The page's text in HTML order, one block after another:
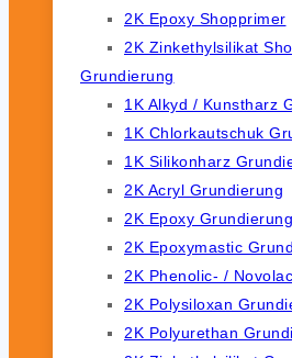
2K Epoxy Shopprimer
2K Zinkethylsilikat
Grundierung
1K Alkyd / Kunstharz
1K Chlorkautschuk
1K Silikonharz
2K Acryl Grundierung
2K Epoxy Grundierung
2K Epoxymastic
2K Phenolic- /
2K Polysiloxan
2K Polyurethan